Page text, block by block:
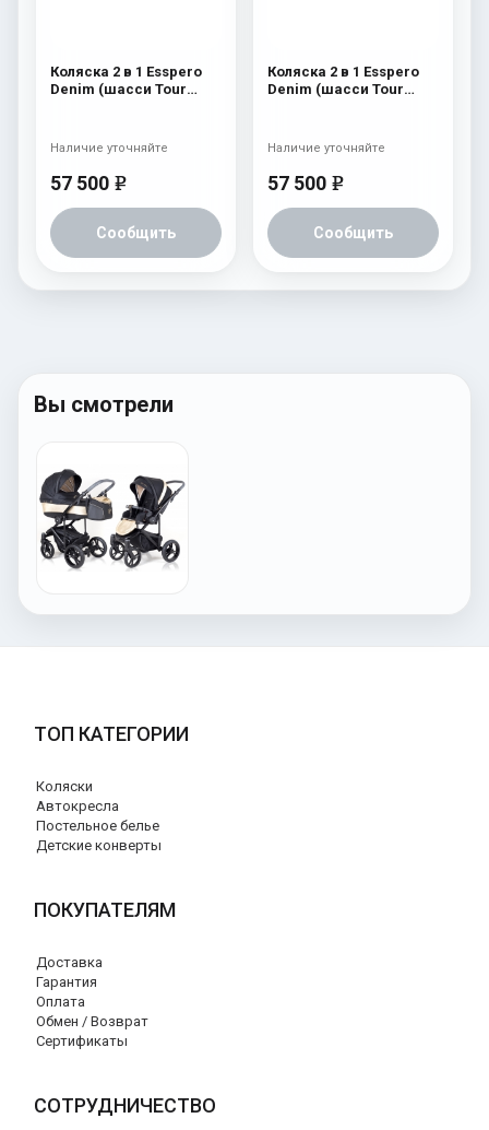
Коляска 2 в 1 Esspero
Denim (шасси Tour
57 500 e
Сообщить
Наличие уточняйте
Коляска 2 в 1 Esspero
Denim (шасси Tour
57 500 e
Сообщить
Наличие уточняйте
Вы смотрели
ТОП КАТЕГОРИИ
Коляски
Автокресла
Постельное белье
Детские конверты
ПОКУПАТЕЛЯМ
Доставка
Гарантия
Оплата
Обмен / Возврат
Сертификаты
СОТРУДНИЧЕСТВО